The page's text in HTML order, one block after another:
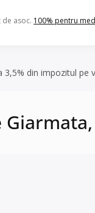
asoc. 100% pentru
3,5% din impozitul pe